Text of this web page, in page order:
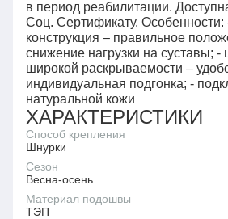
в период реабилитации.
Соц. Сертификату. Особенности:
конструкция – правильное
снижение нагрузки на суставы; -
широкой раскрываемости –
индивидуальная подгонка; -
натуральной кожи
ХАРАКТЕРИСТИКИ
Способ крепления
Шнурки
Сезон
Весна-осень
Материал подошвы
ТЭП